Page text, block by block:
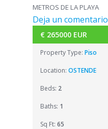
METROS DE LA PLAYA
Deja un comentario
VENDIDO
€ 265000 EUR
Property Type: Piso
Location: OSTENDE
Beds: 2
Baths: 1
Sq Ft: 65